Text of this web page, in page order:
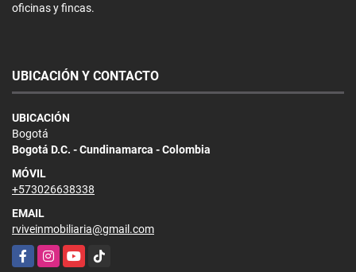
oficinas y fincas.
UBICACIÓN Y CONTACTO
UBICACIÓN
Bogotá
Bogotá D.C. - Cundinamarca - Colombia
MÓVIL
+573026638338
EMAIL
rviveinmobiliaria@gmail.com
FacebookInstagramYouTubeTikTok